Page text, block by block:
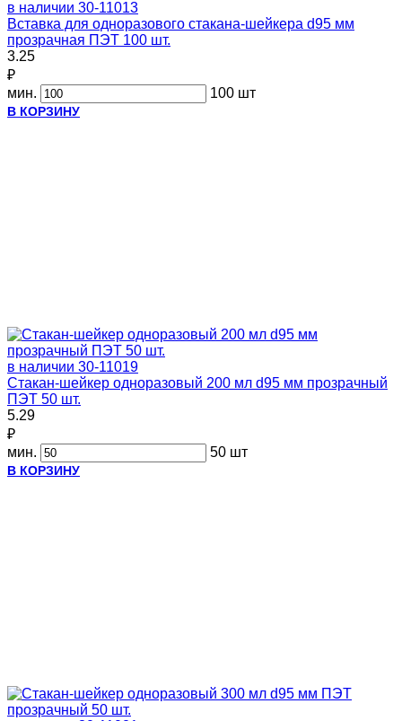
в наличии 30-11013
Вставка для одноразового стакана-шейкера d95 мм
прозрачная ПЭТ 100 шт.
3.25
₽
мин.
100 шт
В КОРЗИНУ
в наличии 30-11019
Стакан-шейкер одноразовый 200 мл d95 мм прозрачный
ПЭТ 50 шт.
5.29
₽
мин.
50 шт
В КОРЗИНУ